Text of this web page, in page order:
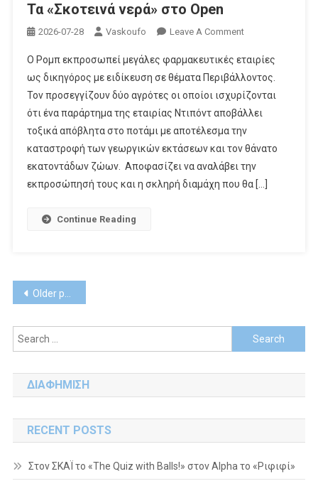
Τα «Σκοτεινά νερά» στο Open
2026-07-28 Vaskoufo Leave A CommentOn
«Σκοτεινά
Νερά»
Στο
Open
Ο Ρομπ εκπροσωπεί μεγάλες φαρμακευτικές εταιρίες
ως δικηγόρος με ειδίκευση σε θέματα Περιβάλλοντος.
Τον προσεγγίζουν δύο αγρότες οι οποίοι ισχυρίζονται
ότι ένα παράρτημα της εταιρίας Ντιπόντ αποβάλλει
τοξικά απόβλητα στο ποτάμι με αποτέλεσμα την
καταστροφή των γεωργικών εκτάσεων και τον θάνατο
εκατοντάδων ζώων. Αποφασίζει να αναλάβει την
εκπροσώπησή τους και η σκληρή διαμάχη που θα […]
Continue Reading
Posts
navigation
Older posts
Search
for:
ΔΙΑΦΗΜΙΣΗ
RECENT POSTS
Στον ΣΚΑΪ το «The Quiz with Balls!» στον Alpha το «Ριφιφί»